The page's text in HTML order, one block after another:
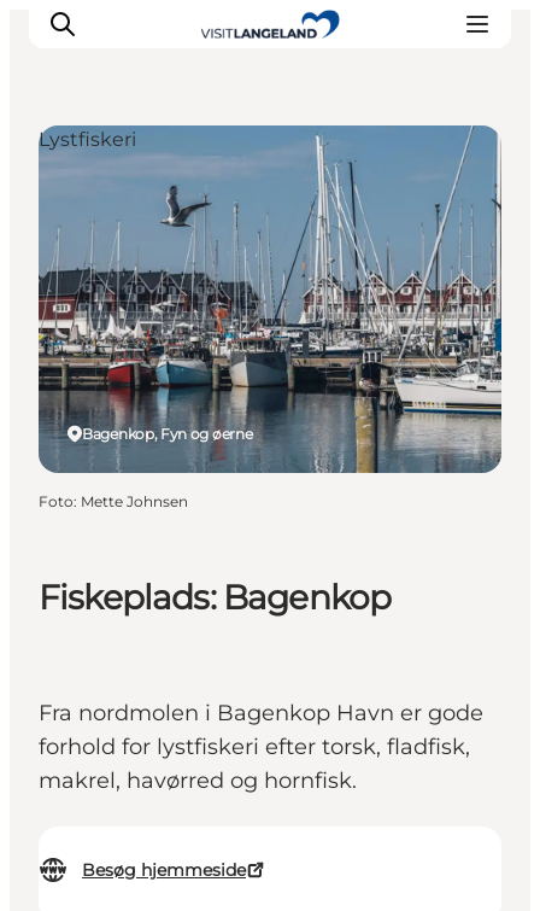
Oplevelser
Byer og øer
Outdoor
Overnatning
Planlæg ferie
Fiskeplads: Bagenkop
Fra nordmolen i Bagenkop Havn er gode
forhold for lystfiskeri efter torsk, fladfisk,
makrel, havørred og hornfisk.
Besøg hjemmeside
Bagenkop, Fyn og øerne
Lystfiskeri
Foto: Mette Johnsen